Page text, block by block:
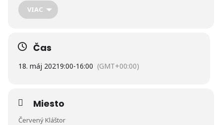
Program výletu: splav rieky Dunajec na plti, Kláštor
nezahŕňa platené vstupy a minimálny počet je 7 prihlásených
účastníkov.
VIAC
Čas
18. máj 20219:00-16:00 (GMT+00:00)
Miesto
Červený Kláštor